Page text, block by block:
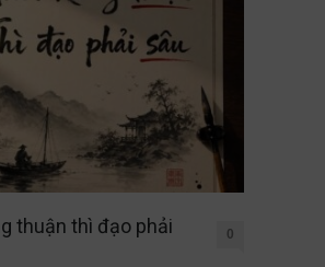
thuận thì đạo phải
0